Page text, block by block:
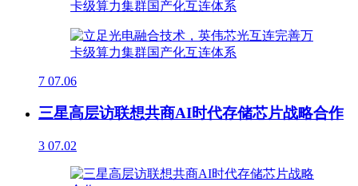
7 07.06
三星高层访联想共商AI时代存储芯片战略合作
3 07.02